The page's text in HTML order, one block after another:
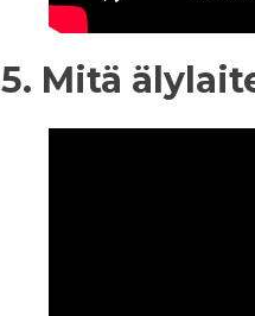
5. Mitä